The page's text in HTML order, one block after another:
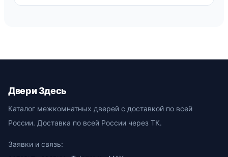
Двери Здесь
Каталог межкомнатных дверей с доставкой по всей
России. Доставка по всей России через ТК.
Заявки и связь: